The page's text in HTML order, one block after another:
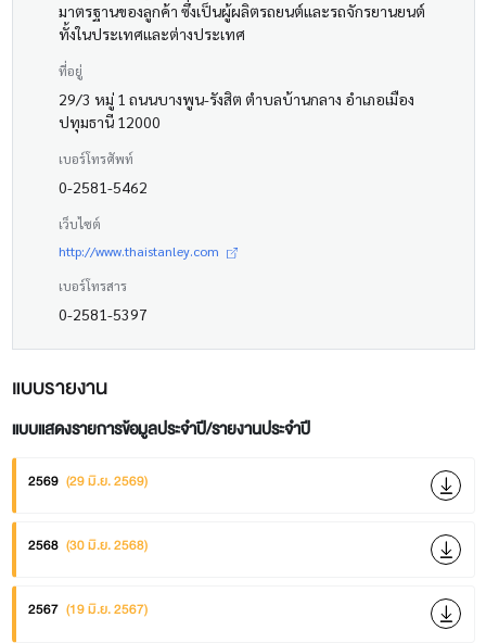
มาตรฐานของลูกค้า ซึ่งเป็นผู้ผลิตรถยนต์และรถจักรยานยนต์
ทั้งในประเทศและต่างประเทศ
ที่อยู่
29/3 หมู่ 1 ถนนบางพูน-รังสิต ตำบลบ้านกลาง อำเภอเมือง
ปทุมธานี 12000
เบอร์โทรศัพท์
0-2581-5462
เว็บไซต์
http://www.thaistanley.com
เบอร์โทรสาร
0-2581-5397
แบบรายงาน
แบบแสดงรายการข้อมูลประจำปี/รายงานประจำปี
2569 (29 มิ.ย. 2569)
2568 (30 มิ.ย. 2568)
2567 (19 มิ.ย. 2567)